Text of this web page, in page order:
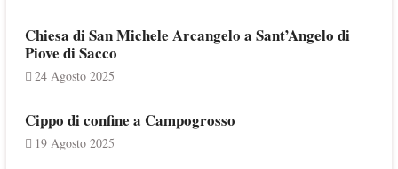
Chiesa di San Michele Arcangelo a Sant’Angelo di
Piove di Sacco
24 Agosto 2025
Cippo di confine a Campogrosso
19 Agosto 2025